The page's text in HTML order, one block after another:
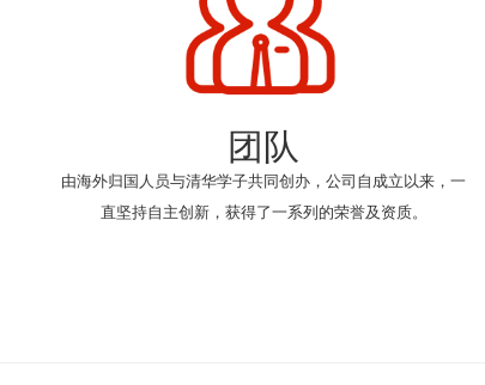
团队
由海外归国人员与清华学子共同创办，公司自成立以来，一
直坚持自主创新，获得了一系列的荣誉及资质。